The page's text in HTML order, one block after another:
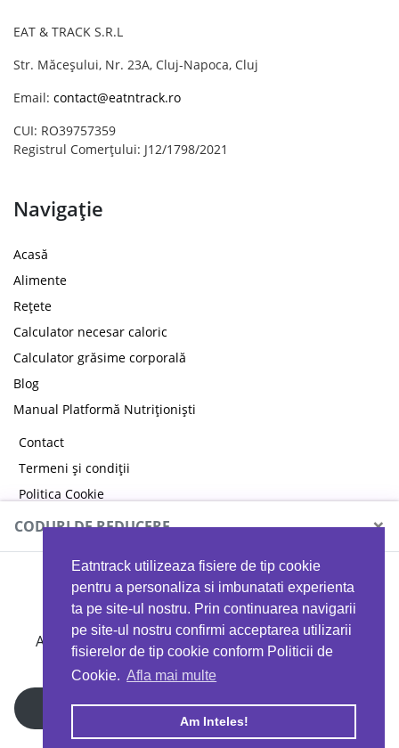
Eatntrack utilizeaza fisiere de tip cookie
pentru a personaliza si imbunatati experienta
ta pe site-ul nostru. Prin continuarea navigarii
pe site-ul nostru confirmi acceptarea utilizarii
fisierelor de tip cookie conform Politicii de
Cookie. Afla mai multe
Am Inteles!
EAT & TRACK S.R.L
Str. Măceșului, Nr. 23A, Cluj-Napoca, Cluj
Email: contact@eatntrack.ro
CUI: RO39757359
Registrul Comerțului: J12/1798/2021
Navigație
Acasă
Alimente
Rețete
Calculator necesar caloric
Calculator grăsime corporală
Blog
Manual Platformă Nutriționiști
Contact
Termeni și condiții
Politica Cookie
Politica de confidențialitate
Copyright © 2026 EAT & TRACK S.R.L
CODURI DE REDUCERE ×
MYPROTEIN
Ai 40%reducere la orice comandă folosind codul
EATTRACK
Profită acum